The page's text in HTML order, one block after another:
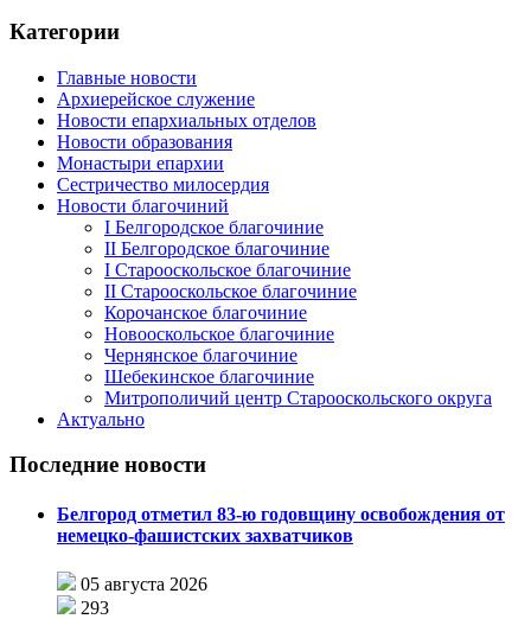
Категории
Главные новости
Архиерейское служение
Новости епархиальных отделов
Новости образования
Монастыри епархии
Сестричество милосердия
Новости благочиний
I Белгородское благочиние
II Белгородское благочиние
I Старооскольское благочиние
II Старооскольское благочиние
Корочанское благочиние
Новооскольское благочиние
Чернянское благочиние
Шебекинское благочиние
Митрополичий центр Старооскольского округа
Актуально
Последние новости
Белгород отметил 83-ю годовщину освобождения от
немецко-фашистских захватчиков
05 августа 2026
293